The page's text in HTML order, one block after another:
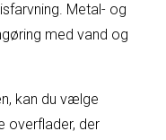
Metal- og
med vand og
kan du vælge
overflader, der